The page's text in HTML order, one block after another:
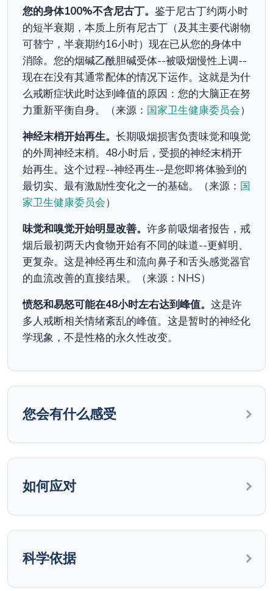
您的身体100%不含尼古丁。 鉴于尼古丁约两小时
的短半衰期，本质上所有尼古丁（及其主要代谢物
可替宁，半衰期约16小时）现在已从您的身体中
消除。您的烟碱乙酰胆碱受体--被吸烟慢性上调--
现在在没有其通常配体的情况下运作。这就是为什
么戒断症状此时达到峰值的原因：您的大脑正在努
力重新平衡自身。（来源： 国家卫生健康委员会）
神经末梢开始再生。 长期吸烟损害负责味觉和嗅觉
的外周神经末梢。48小时后，受损的神经末梢开
始再生。这个过程--神经再生--是您即将体验到的
最切实、最有激励性变化之一的基础。（来源： 国
家卫生健康委员会）
味觉和嗅觉开始明显改善。 许多前吸烟者报告，戒
烟后最初两天内食物开始有不同的味道--更鲜明、
更复杂。这是神经再生和流向鼻子和舌头感觉器官
的血流改善的直接结果。（来源：NHS）
愤怒和易怒可能在48小时左右达到峰值。 这是许
多人戒断相关情绪紊乱的峰值。这是暂时的神经化
学现象，不是性格的永久性改变。
您会有什么感受
如何应对
科学依据